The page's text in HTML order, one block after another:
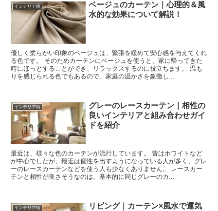
インテリア術
ベージュのカーテン｜心理的＆風
水的な効果について解説！
優しく柔らかい印象のベージュは、緊張を緩めて安心感を与えてくれ
る色です。 そのためカーテンにベージュを使うと、家に帰ってきた
時にほっとすることができ、リラックスするのに役立ちます。 温も
りを感じられる色でもあるので、家庭の温かさを象徴し...
インテリア術
グレーのレースカーテン｜相性の
良いインテリアと組み合わせガイ
ドを紹介
最近は、様々な色のカーテンが流行しています。 昔はホワイトなど
が中心でしたが、最近は個性を出すようになっている人が多く、グレ
ーのレースカーテンなどを使う人も少なくありません。 レースカー
テンと相性が良さそうなのは、基本的に同じグレーのカ...
インテリア術
リビング｜カーテン×風水で運気